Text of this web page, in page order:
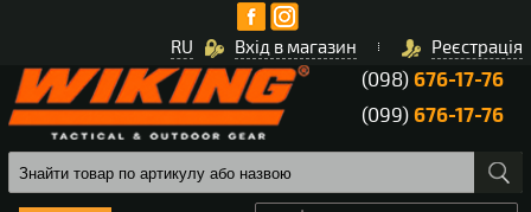
Вхід в магазин Реєстрація
RU
(098)676-17-76
(099)676-17-76